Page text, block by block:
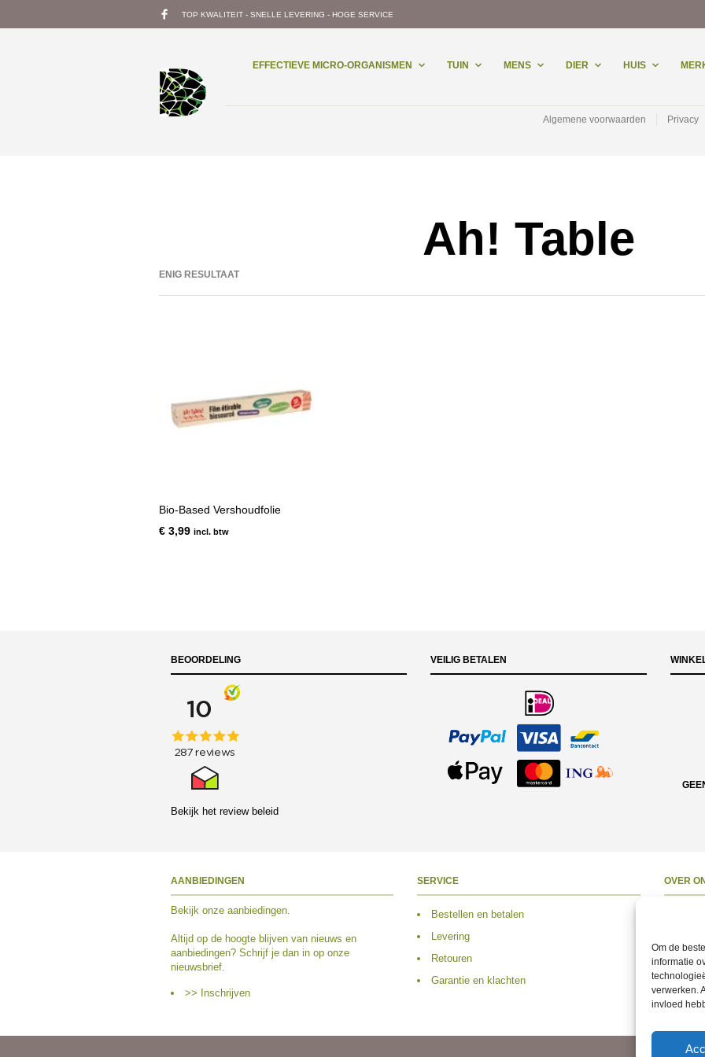
Om de
informatie
verwerken.
invloed
TOP KWALITEIT - SNELLE LEVERING - HOGE SERVICE
EFFECTIEVE MICRO-ORGANISMEN TUIN MENS DIER HUIS
Algemene voorwaarden Privacy
Ah! Table
ENIG RESULTAAT
Bio-Based Vershoudfolie
€ 3,99 incl. btw
BEOORDELING
Bekijk het review beleid
VEILIG BETALEN
AANBIEDINGEN
Bekijk onze aanbiedingen.
Altijd op de hoogte blijven van nieuws en
aanbiedingen? Schrijf je dan in op onze
nieuwsbrief.
>> Inschrijven
SERVICE
Bestellen en betalen
Levering
Retouren
Garantie en klachten
OVER
Volg